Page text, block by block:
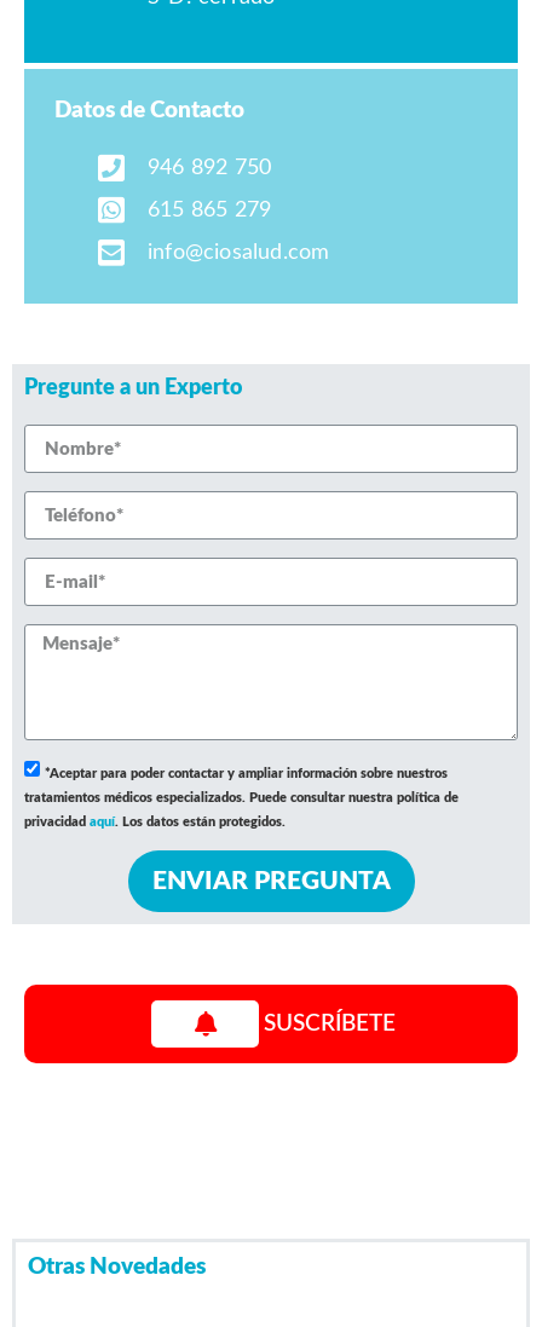
Datos de Contacto
946 892 750
615 865 279
info@ciosalud.com
Pregunte a un Experto
*Aceptar para poder contactar y ampliar información sobre nuestros
tratamientos médicos especializados. Puede consultar nuestra política de
privacidad aquí. Los datos están protegidos.
ENVIAR PREGUNTA
SUSCRÍBETE
Otras Novedades